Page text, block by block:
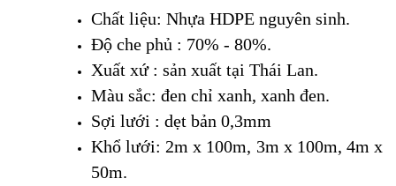
Chất liệu: Nhựa HDPE nguyên sinh.
Độ che phủ : 70% - 80%.
Xuất xứ : sản xuất tại Thái Lan.
Màu sắc: đen chỉ xanh, xanh đen.
Sợi lưới : dẹt bản 0,3mm
Khổ lưới: 2m x 100m, 3m x 100m, 4m x
50m.